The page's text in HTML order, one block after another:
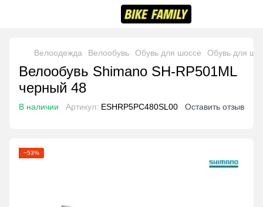
Велоодежда Велообувь Обувь для шоссе Обувь для
Велообувь Shimano SH-RP501ML
черный 48
В наличии Артикул: ESHRP5PC480SL00 Оставить отзыв
−53%